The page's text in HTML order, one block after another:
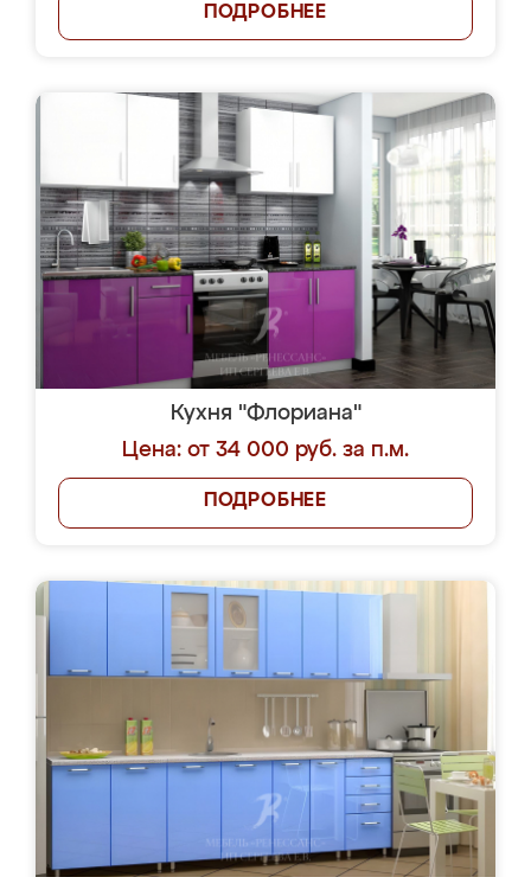
ПОДРОБНЕЕ
Кухня "Флориана"
Цена: от 34 000 руб. за п.м.
ПОДРОБНЕЕ